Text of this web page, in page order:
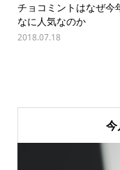
チョコミントはなぜ今
なに人気なのか
2018.07.18
今